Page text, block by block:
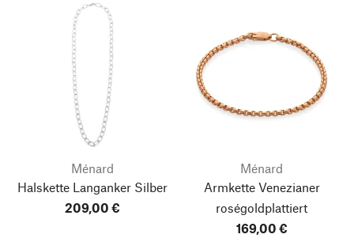
Ménard
Halskette Langanker Silber
209,00 €
Ménard
Armkette Venezianer
roségoldplattiert
169,00 €